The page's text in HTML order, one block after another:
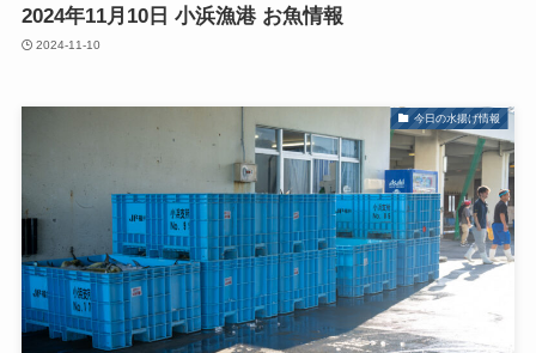
2024年11月10日 小浜漁港 お魚情報
2024-11-10
今日の水揚げ情報